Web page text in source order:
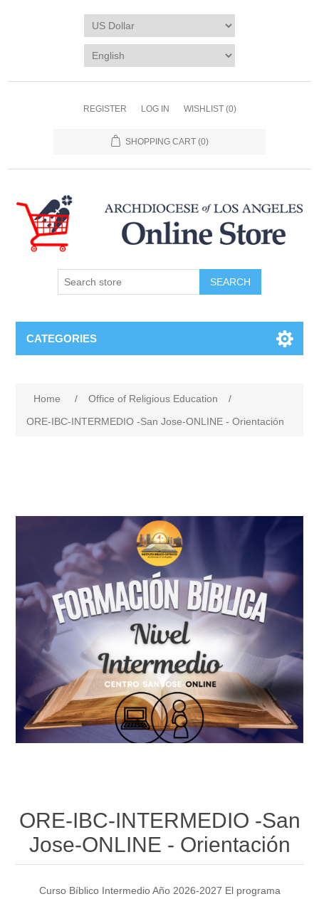
REGISTER LOG IN WISHLIST (0)
SHOPPING CART (0)
SEARCH
CATEGORIES
Home / Office of Religious Education
/
ORE-IBC-INTERMEDIO -San Jose-ONLINE - Orientación
ORE-IBC-INTERMEDIO -San
Jose-ONLINE - Orientación
Curso Bíblico Intermedio Año 2026-2027 El programa